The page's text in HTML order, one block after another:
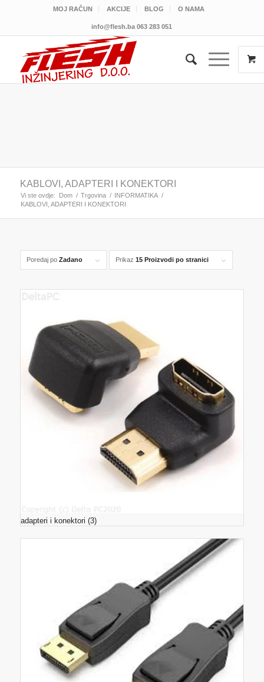
MOJ RAČUN AKCIJE BLOG O NAMA
info@flesh.ba 063 283 051
KABLOVI, ADAPTERI I KONEKTORI
Vi ste ovdje: Dom / Trgovina / INFORMATIKA /
KABLOVI, ADAPTERI I KONEKTORI
Poredaj po Zadano Prikaz 15 Proizvodi po stranici
adapteri i konektori (3)